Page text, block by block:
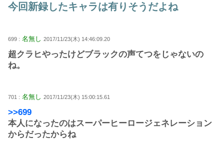
今回新録したキャラは有りそうだよね
699 : 名無し 2017/11/23(木) 14:46:09.20
超クラヒやったけどブラックの声てつをじゃないの
ね。
701 : 名無し 2017/11/23(木) 15:00:15.61
>>699
本人になったのはスーパーヒーロージェネレーション
からだったからね